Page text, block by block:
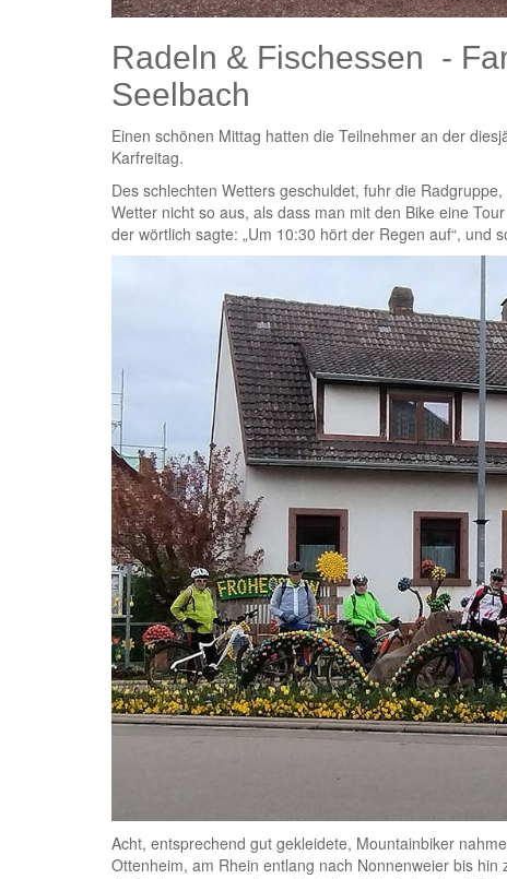
Radeln & Fischessen -
Seelbach
Einen schönen Mittag hatten die Teilnehmer an der
Karfreitag.
Des schlechten Wetters geschuldet, fuhr die
Wetter nicht so aus, als dass man mit den Bike eine
der wörtlich sagte: „Um 10:30 hört der Regen auf“, und
Acht, entsprechend gut gekleidete, Mountainbiker
Ottenheim, am Rhein entlang nach Nonnenweier bis